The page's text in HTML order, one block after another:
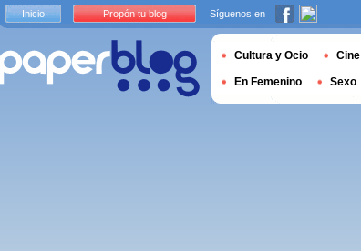
Inicio Propón tu blog Síguenos en
Cultura y Ocio Cine
En Femenino Sexo